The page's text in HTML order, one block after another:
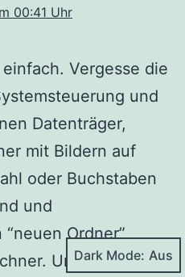
00:41 Uhr
Vergesse die
und
Datenträger,
mit Bildern auf
oder Buchstaben
und
Ordner”
Und: die
Dark Mode: